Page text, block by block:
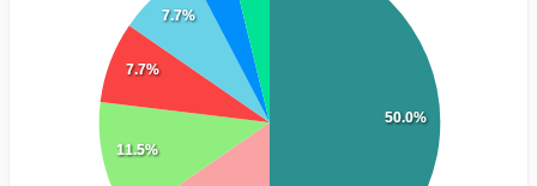
50.0%
11.5%
7.7%
7.7%